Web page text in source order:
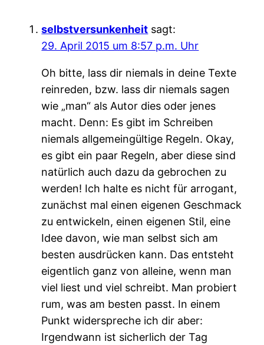
selbstversunkenheit sagt:
29. April 2015 um 8:57 p.m. Uhr
Oh bitte, lass dir niemals in deine Texte
reinreden, bzw. lass dir niemals sagen
wie „man“ als Autor dies oder jenes
macht. Denn: Es gibt im Schreiben
niemals allgemeingültige Regeln. Okay,
es gibt ein paar Regeln, aber diese sind
natürlich auch dazu da gebrochen zu
werden! Ich halte es nicht für arrogant,
zunächst mal einen eigenen Geschmack
zu entwickeln, einen eigenen Stil, eine
Idee davon, wie man selbst sich am
besten ausdrücken kann. Das entsteht
eigentlich ganz von alleine, wenn man
viel liest und viel schreibt. Man probiert
rum, was am besten passt. In einem
Punkt widerspreche ich dir aber:
Irgendwann ist sicherlich der Tag